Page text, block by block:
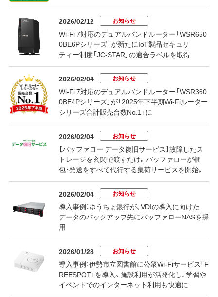
2026/02/12 お知らせ
Wi-Fi 7対応のデュアルバンドルーター「WSR650
0BE6Pシリーズ」が新たにIoT製品セキュリ
ティー制度「JC-STAR」の適合ラベルを取得
2026/02/04 お知らせ
Wi-Fi 7対応のデュアルバンドルーター「WSR360
0BE4Pシリーズ」が「2025年下半期Wi-Fiルーター
シリーズ合計販売台数No.1」に
2026/02/04 お知らせ
【バッファロー データ復旧サービス】故障したス
トレージを玄関で渡すだけ。バッファローが梱
包・発送をすべて代行する集荷サービスを開始。
2026/02/04 お知らせ
導入事例：ゆうちょ銀行が、VDIの導入に向けた
データのバックアップ先にバッファローNASを採
用
2026/01/28 お知らせ
導入事例：伊勢市立図書館に公衆Wi-Fiサービス「F
REESPOT」を導入。施設利用が活発化し、学習や
イベントでのインターネット利用も快適に